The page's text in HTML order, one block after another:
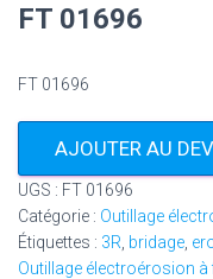
FT 01696
FT 01696
AJOUTER AU
UGS : FT 01696
Catégorie : Outillage
Étiquettes : 3R bridage
Outillage électroérosion à